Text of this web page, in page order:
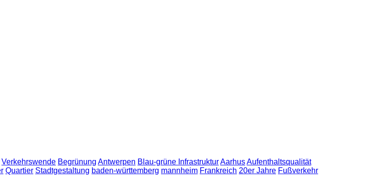
Verkehrswende Begrünung Antwerpen Blau-grüne InfrastrukturAarhusAufenthaltsqualität
Quartier Stadtgestaltung baden-württemberg mannheim Frankreich 20er Jahre Fußverkehr